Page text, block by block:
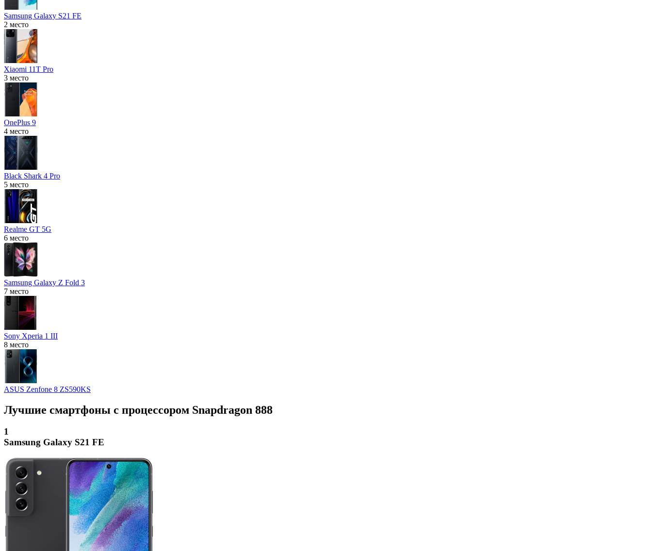
Samsung Galaxy S21 FE
2 место
Xiaomi 11T Pro
3 место
OnePlus 9
4 место
Black Shark 4 Pro
5 место
Realme GT 5G
6 место
Samsung Galaxy Z Fold 3
7 место
Sony Xperia 1 III
8 место
ASUS Zenfone 8 ZS590KS
Лучшие смартфоны с процессором Snapdragon 888
1
Samsung Galaxy S21 FE